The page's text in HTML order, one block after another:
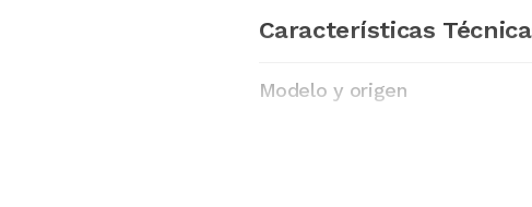
Características
Modelo y origen